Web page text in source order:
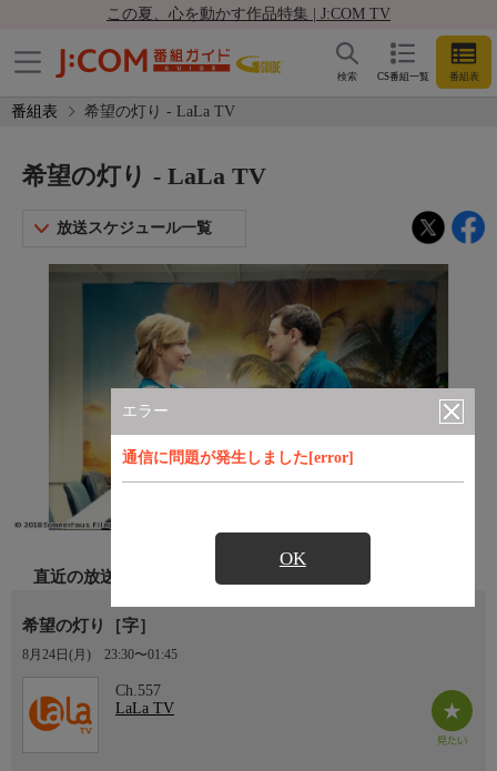
この夏、心を動かす作品特集 | J:COM TV
CS番組一覧 番組表
検索
番組表 希望の灯り - LaLa TV
エラー
通信に問題が発生しました[error]
OK
希望の灯り - LaLa TV
放送スケジュール一覧
直近の放送
希望の灯り［字］
8月24日(月) 23:30〜01:45
Ch.557
LaLa TV